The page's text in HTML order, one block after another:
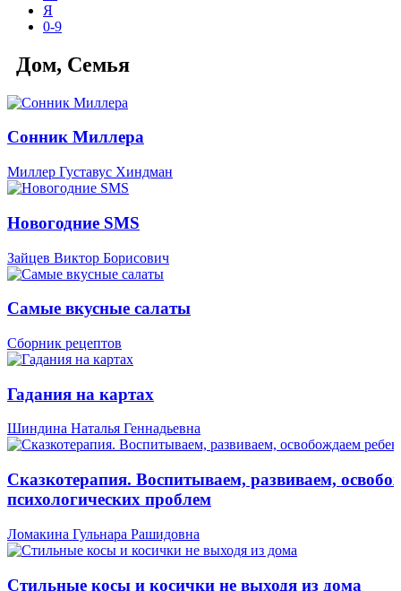
Я
0-9
Дом, Семья
Сонник Миллера
Миллер Густавус Хиндман
Новогодние SMS
Зайцев Виктор Борисович
Самые вкусные салаты
Сборник рецептов
Гадания на картах
Шиндина Наталья Геннадьевна
Сказкотерапия. Воспитываем, развиваем,
психологических проблем
Ломакина Гульнара Рашидовна
Стильные косы и косички не выходя из дома